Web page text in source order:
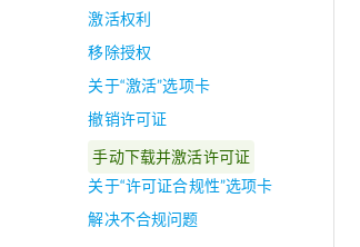
激活权利
移除授权
关于“激活”选项卡
撤销许可证
手动下载并激活许可证
关于“许可证合规性”选项卡
解决不合规问题